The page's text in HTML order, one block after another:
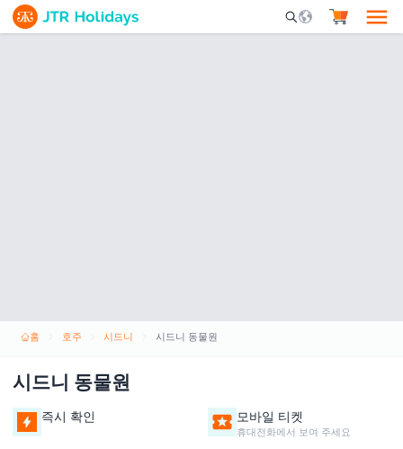
Mobile Search
홈 호주 시드니 시드니 동물원
시드니 동물원
즉시 확인 모바일 티켓
휴대전화에서 보여 주세요